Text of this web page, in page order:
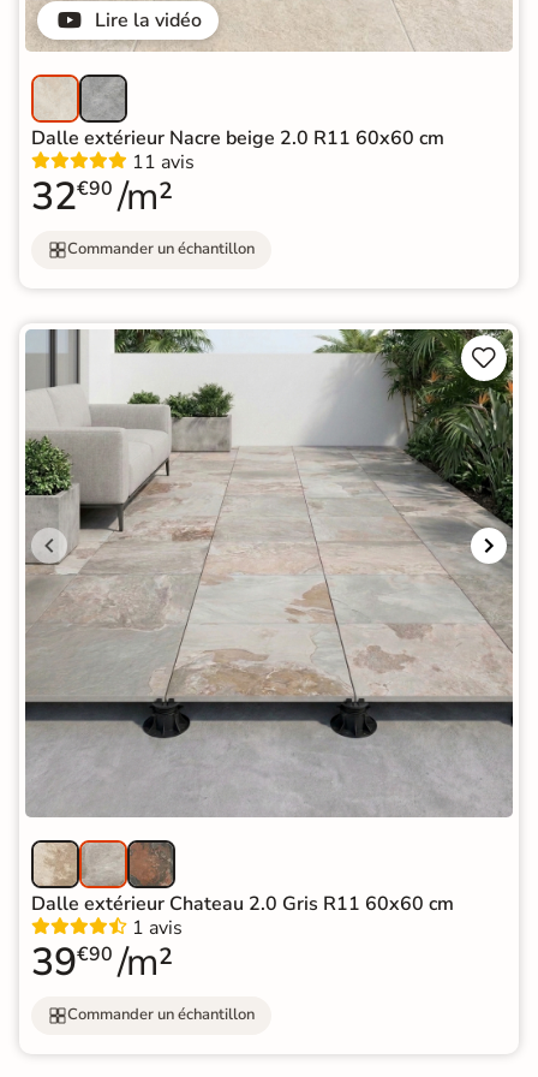
Lire la vidéo
Dalle extérieur Nacre beige 2.0 R11 60x60 cm
11 avis
32€90 /m²
Commander un échantillon


Dalle extérieur Chateau 2.0 Gris R11 60x60 cm
1 avis
39€90 /m²
Commander un échantillon